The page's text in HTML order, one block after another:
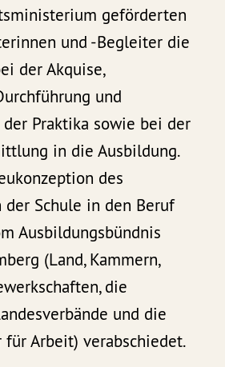
geförderten
und -Begleiter die
der Akquise,
und
Praktika sowie bei der
in die Ausbildung.
des
der Schule in den Beruf
Ausbildungsbündnis
(Land, Kammern,
die
und die
für Arbeit) verabschiedet.